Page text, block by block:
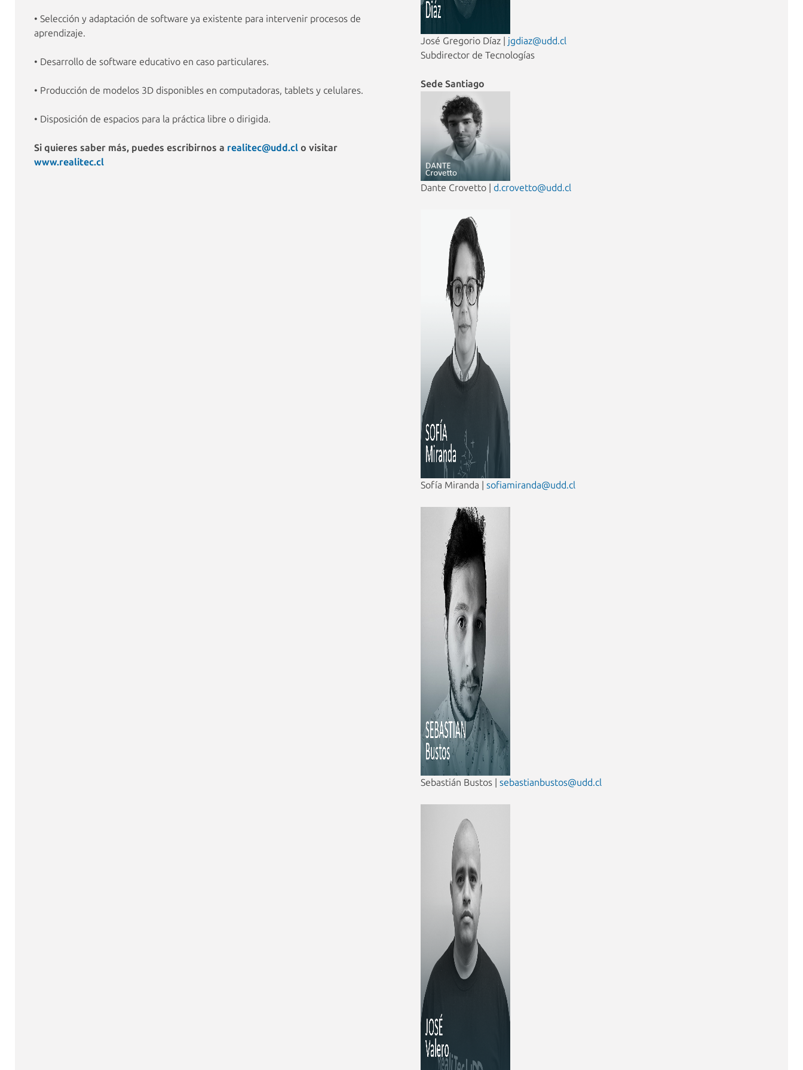
• Selección y adaptación de software ya existente para intervenir procesos de
aprendizaje.
• Desarrollo de software educativo en caso particulares.
• Producción de modelos 3D disponibles en computadoras, tablets y celulares.
• Disposición de espacios para la práctica libre o dirigida.
Si quieres saber más, puedes escribirnos a realitec@udd.cl o visitar
www.realitec.cl
José Gregorio Díaz | jgdiaz@udd.cl
Subdirector de Tecnologías
Sede Santiago
Dante Crovetto | d.crovetto@udd.cl
Sofía Miranda | sofiamiranda@udd.cl
Sebastián Bustos | sebastianbustos@udd.cl